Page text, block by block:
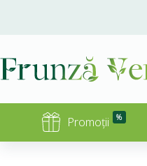
Promoții %